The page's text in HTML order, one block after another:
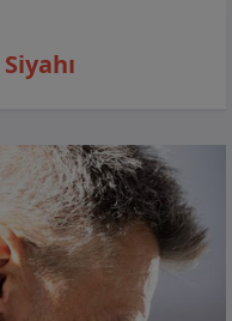
Siyahı